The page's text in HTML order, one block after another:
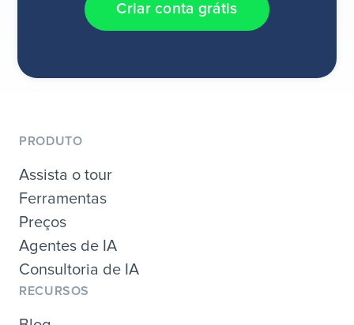
Criar conta grátis
PRODUTO
Assista o tour
Ferramentas
Preços
Agentes de IA
Consultoria de IA
RECURSOS